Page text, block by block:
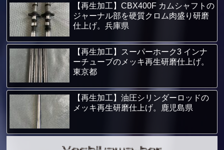
【再生加工】CBX400F カムシャフトの
ジャーナル部を硬質クロム肉盛り研磨
仕上げ。兵庫県
【再生加工】スーパーホーク3 インナ
ーチューブのメッキ再生研磨仕上げ。
東京都
【再生加工】油圧シリンダーロッドの
メッキ再生研磨仕上げ。鹿児島県